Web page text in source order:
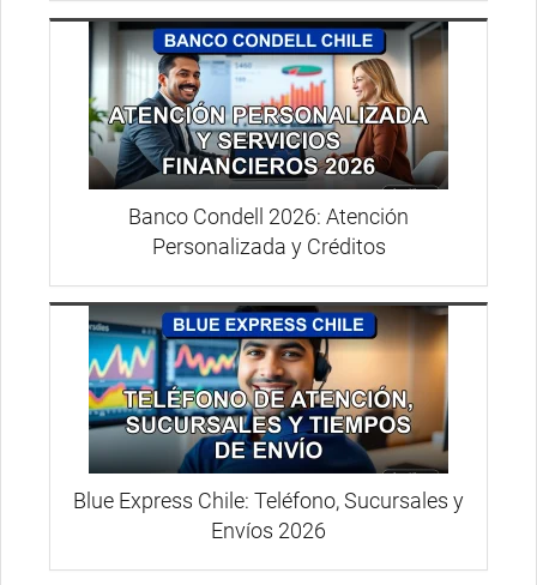
Banco Condell 2026: Atención
Personalizada y Créditos
Blue Express Chile: Teléfono, Sucursales y
Envíos 2026